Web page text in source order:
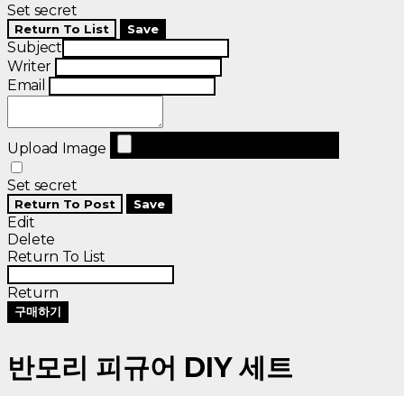
Set secret
Return To List Save
Subject
Writer
Email
Upload Image
Set secret
Return To Post Save
Edit
Delete
Return To List
Return
구매하기
반모리 피규어 DIY 세트